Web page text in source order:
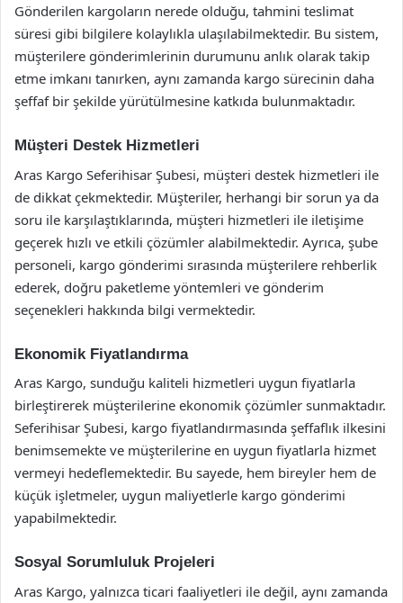
Gönderilen kargoların nerede olduğu, tahmini teslimat
süresi gibi bilgilere kolaylıkla ulaşılabilmektedir. Bu sistem,
müşterilere gönderimlerinin durumunu anlık olarak takip
etme imkanı tanırken, aynı zamanda kargo sürecinin daha
şeffaf bir şekilde yürütülmesine katkıda bulunmaktadır.
Müşteri Destek Hizmetleri
Aras Kargo Seferihisar Şubesi, müşteri destek hizmetleri ile
de dikkat çekmektedir. Müşteriler, herhangi bir sorun ya da
soru ile karşılaştıklarında, müşteri hizmetleri ile iletişime
geçerek hızlı ve etkili çözümler alabilmektedir. Ayrıca, şube
personeli, kargo gönderimi sırasında müşterilere rehberlik
ederek, doğru paketleme yöntemleri ve gönderim
seçenekleri hakkında bilgi vermektedir.
Ekonomik Fiyatlandırma
Aras Kargo, sunduğu kaliteli hizmetleri uygun fiyatlarla
birleştirerek müşterilerine ekonomik çözümler sunmaktadır.
Seferihisar Şubesi, kargo fiyatlandırmasında şeffaflık ilkesini
benimsemekte ve müşterilerine en uygun fiyatlarla hizmet
vermeyi hedeflemektedir. Bu sayede, hem bireyler hem de
küçük işletmeler, uygun maliyetlerle kargo gönderimi
yapabilmektedir.
Sosyal Sorumluluk Projeleri
Aras Kargo, yalnızca ticari faaliyetleri ile değil, aynı zamanda